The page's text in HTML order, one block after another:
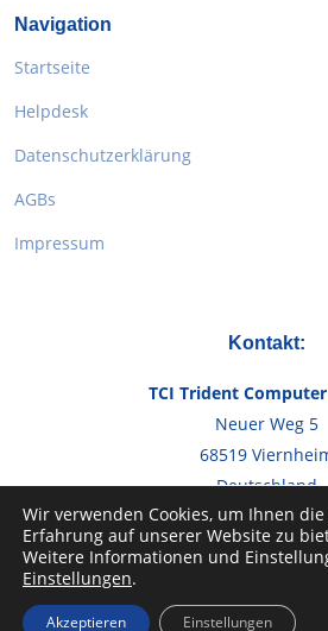
Navigation
Startseite
Helpdesk
Datenschutzerklärung
AGBs
Impressum
Kontakt:
TCI Trident
Neuer Weg 5
68519
Deutschland
Telefon:+49 6204
Wir verwenden Cookies, um Ihnen
Erfahrung auf unserer Website zu
Weitere Informationen und
Einstellungen.
Akzeptieren Einstellungen